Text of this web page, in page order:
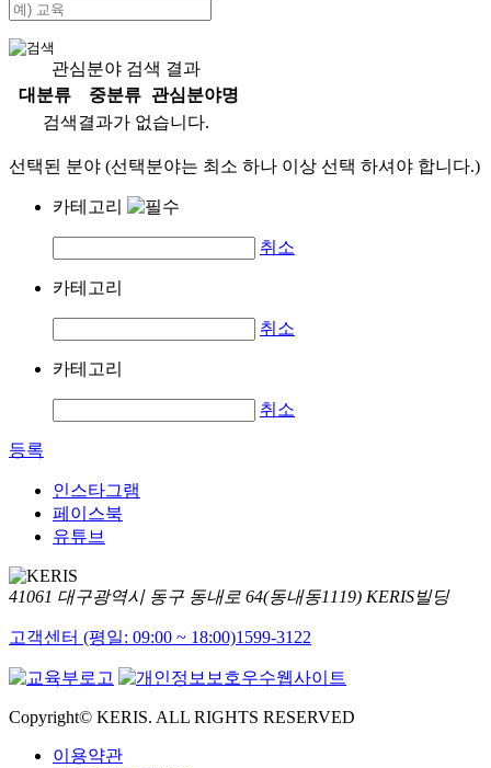
관심분야 검색 결과
대분류
중분류
관심분야명
검색결과가 없습니다.
선택된 분야 (선택분야는 최소 하나 이상 선택 하셔야 합니다.)
카테고리
취소
카테고리
취소
카테고리
취소
등록
인스타그램
페이스북
유튜브
41061 대구광역시 동구 동내로 64(동내동1119) KERIS빌딩
고객센터 (평일: 09:00 ~ 18:00)1599-3122
Copyright© KERIS. ALL RIGHTS RESERVED
이용약관